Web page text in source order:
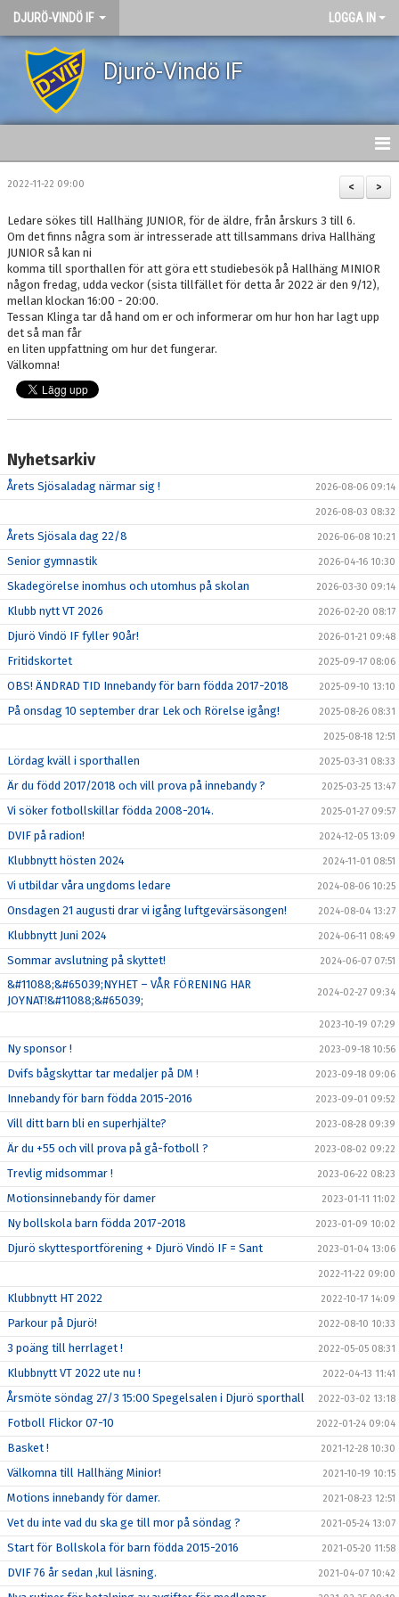
DJURÖ-VINDÖ IF LOGGA IN
Djurö-Vindö IF
DJURÖ-VINDÖ IF
VÄRDEGRUND
NYHETER
KALENDER
OM KLUBBEN
KONTAKT
IBIS
FOGIS
FOLKSAM
DVIF KLUBB SHOP HOS ASSIST
RC BILAR
>
<
2022-11-22 09:00
Ledare sökes till Hallhäng JUNIOR, för de äldre, från årskurs 3 till 6.
Om det finns några som är intresserade att tillsammans driva Hallhäng
JUNIOR så kan ni
komma till sporthallen för att göra ett studiebesök på Hallhäng MINIOR
någon fredag, udda veckor (sista tillfället för detta år 2022 är den 9/12),
mellan klockan 16:00 - 20:00.
Tessan Klinga tar då hand om er och informerar om hur hon har lagt upp
det så man får
en liten uppfattning om hur det fungerar.
Välkomna!
Nyhetsarkiv
Årets Sjösaladag närmar sig ! 2026-08-06 09:14
2026-08-03 08:32
Årets Sjösala dag 22/8 2026-06-08 10:21
Senior gymnastik 2026-04-16 10:30
Skadegörelse inomhus och utomhus på skolan 2026-03-30 09:14
Klubb nytt VT 2026 2026-02-20 08:17
Djurö Vindö IF fyller 90år! 2026-01-21 09:48
Fritidskortet 2025-09-17 08:06
OBS! ÄNDRAD TID Innebandy för barn födda 2017-2018 2025-09-10 13:10
På onsdag 10 september drar Lek och Rörelse igång! 2025-08-26 08:31
2025-08-18 12:51
Lördag kväll i sporthallen 2025-03-31 08:33
Är du född 2017/2018 och vill prova på innebandy ? 2025-03-25 13:47
Vi söker fotbollskillar födda 2008-2014. 2025-01-27 09:57
DVIF på radion! 2024-12-05 13:09
Klubbnytt hösten 2024 2024-11-01 08:51
Vi utbildar våra ungdoms ledare 2024-08-06 10:25
Onsdagen 21 augusti drar vi igång luftgevärsäsongen! 2024-08-04 13:27
Klubbnytt Juni 2024 2024-06-11 08:49
Sommar avslutning på skyttet! 2024-06-07 07:51
&#11088;&#65039;NYHET – VÅR FÖRENING HAR
JOYNAT!&#11088;&#65039;
2024-02-27 09:34
2023-10-19 07:29
Ny sponsor ! 2023-09-18 10:56
Dvifs bågskyttar tar medaljer på DM ! 2023-09-18 09:06
Innebandy för barn födda 2015-2016 2023-09-01 09:52
Vill ditt barn bli en superhjälte? 2023-08-28 09:39
Är du +55 och vill prova på gå-fotboll ? 2023-08-02 09:22
Trevlig midsommar ! 2023-06-22 08:23
Motionsinnebandy för damer 2023-01-11 11:02
Ny bollskola barn födda 2017-2018 2023-01-09 10:02
Djurö skyttesportförening + Djurö Vindö IF = Sant 2023-01-04 13:06
2022-11-22 09:00
Klubbnytt HT 2022 2022-10-17 14:09
Parkour på Djurö! 2022-08-10 10:33
3 poäng till herrlaget ! 2022-05-05 08:31
Klubbnytt VT 2022 ute nu ! 2022-04-13 11:41
Årsmöte söndag 27/3 15:00 Spegelsalen i Djurö sporthall 2022-03-02 13:18
Fotboll Flickor 07-10 2022-01-24 09:04
Basket ! 2021-12-28 10:30
Välkomna till Hallhäng Minior! 2021-10-19 10:15
Motions innebandy för damer. 2021-08-23 12:51
Vet du inte vad du ska ge till mor på söndag ? 2021-05-24 13:07
Start för Bollskola för barn födda 2015-2016 2021-05-20 11:58
DVIF 76 år sedan ,kul läsning. 2021-04-07 10:42